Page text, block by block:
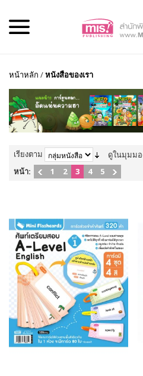
หน้าหลัก /หนังสือของเรา
เรียงตาม
ดูในมุมมอ
หน้า:
1 2 3 4 5